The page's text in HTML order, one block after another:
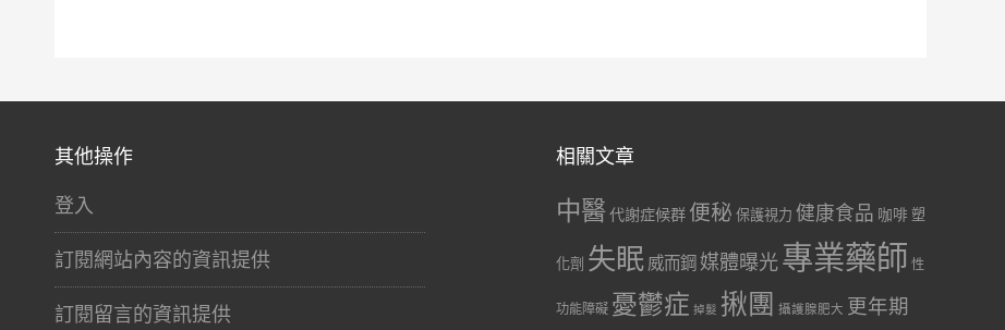
其他操作
登入
訂閱網站內容的資訊提供
訂閱留言的資訊提供
相關文章
中醫代謝症候群 便秘 保護視力 健康食品 咖啡 塑
化劑 失眠 威而鋼 媒體曝光專業藥師 性
功能障礙 憂鬱症 掉髮 揪團 攝護腺肥大 更年期